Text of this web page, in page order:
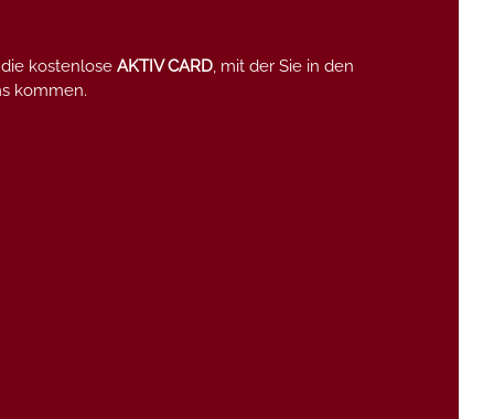
kostenlose AKTIV CARD, mit der Sie in den
kommen.